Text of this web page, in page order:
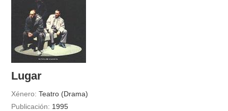
Lugar
Xénero: Teatro (Drama)
Publicación: 1995